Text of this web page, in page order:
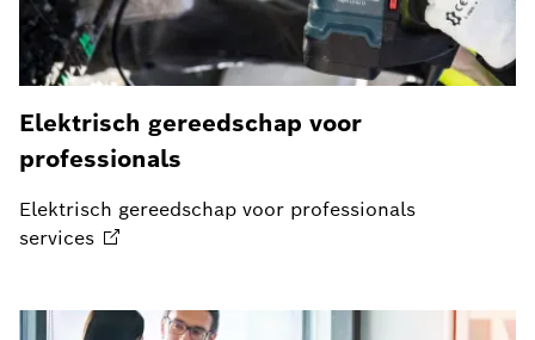
Elektrisch gereedschap voor
professionals
Elektrisch gereedschap voor professionals
services